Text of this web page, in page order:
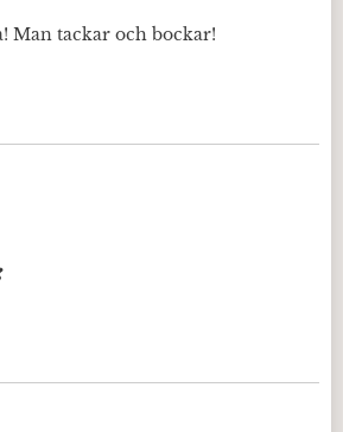
Man tackar och bockar!